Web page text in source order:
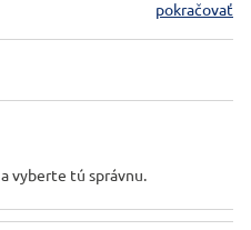
pokračovať
a vyberte tú správnu.